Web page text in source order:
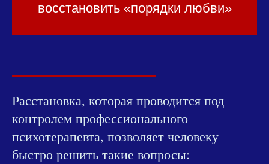
восстановить «порядки любви»
Расстановка, которая проводится под
контролем профессионального
психотерапевта, позволяет человеку
быстро решить такие вопросы: